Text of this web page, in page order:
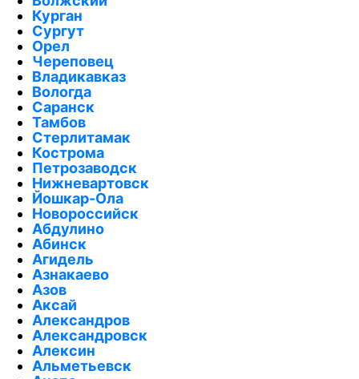
Курган
Сургут
Орел
Череповец
Владикавказ
Вологда
Саранск
Тамбов
Стерлитамак
Кострома
Петрозаводск
Нижневартовск
Йошкар-Ола
Новороссийск
Абдулино
Абинск
Агидель
Азнакаево
Азов
Аксай
Александров
Александровск
Алексин
Альметьевск